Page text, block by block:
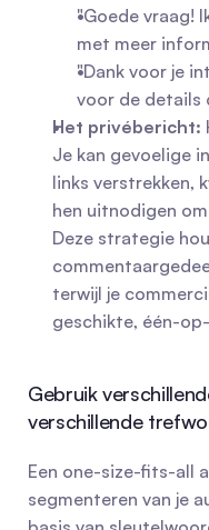
"Goede vraag!
met meer
"Dank voor je
voor de details
Het privébericht:
Je kan gevoelige
links verstrekken,
hen uitnodigen
Deze strategie
terwijl je
geschikte, één-
Gebruik
verschillende
Een one-size-fits-all
segmenteren van je